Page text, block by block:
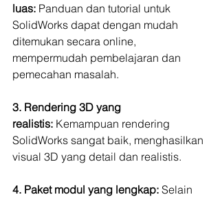
luas: Panduan dan tutorial untuk
SolidWorks dapat dengan mudah
ditemukan secara online,
mempermudah pembelajaran dan
pemecahan masalah.
3. Rendering 3D yang
realistis: Kemampuan rendering
SolidWorks sangat baik, menghasilkan
visual 3D yang detail dan realistis.
4. Paket modul yang lengkap: Selain